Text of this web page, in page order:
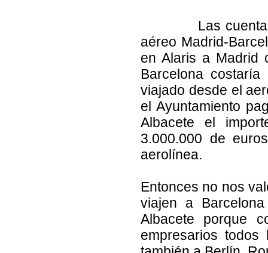
Las cuentas
aéreo Madrid-
en Alaris a Madrid
Barcelona
viajado desde el
el Ayuntamiento
Albacete el
3.000.000 de
aerolínea.
Entonces no nos
viajen a
Albacete porque
empresarios